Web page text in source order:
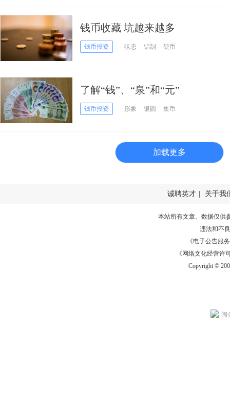
钱币收藏 坑越来越多
钱币投资 状态 铝制 硬币
了解“钱”、“泉”和“元”
钱币投资 形象 银圆 集币
加载更多
诚聘英才 关于我
本站所有文章、数据仅供
违法和不
《电子公告服务
《网络文化经营许
Copyright ©
闽